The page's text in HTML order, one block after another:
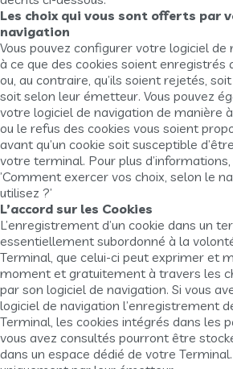
Les choix qui vous sont offerts par
navigation
Vous pouvez configurer votre logiciel
à ce que des cookies soient
ou, au contraire, qu’ils soient rejetés,
soit selon leur émetteur. Vous pouvez
votre logiciel de navigation de manière
ou le refus des cookies vous soient
avant qu’un cookie soit susceptible
votre terminal. Pour plus
’Comment exercer vos choix, selon le
utilisez ?’
L’accord sur les Cookies
L’enregistrement d’un cookie dans un
essentiellement subordonné à la
Terminal, que celui-ci peut exprimer et
moment et gratuitement à travers les
par son logiciel de navigation. Si vous
logiciel de navigation l’enregistrement
Terminal, les cookies intégrés dans les
vous avez consultés pourront être
dans un espace dédié de votre